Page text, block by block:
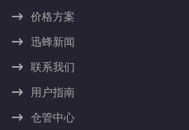
价格方案
迅蜂新闻
联系我们
用户指南
仓管中心